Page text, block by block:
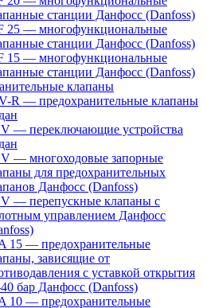
станции Данфосс (Danfoss)
25 — многофункциональные
станции Данфосс (Danfoss)
15 — многофункциональные
станции Данфосс (Danfoss)
клапаны
R — предохранительные клапаны
— переключающие устройства
— многоходовые запорные
для предохранительных
Данфосс (Danfoss)
— перепускные клапаны с
управлением Данфосс
15 — предохранительные
зависящие от
с уставкой открытия
бар Данфосс (Danfoss)
10 — предохранительные